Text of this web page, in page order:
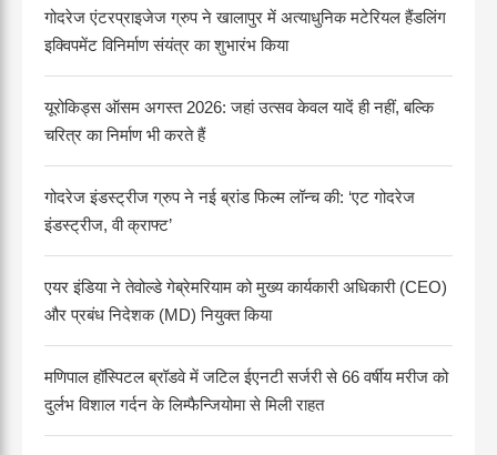
गोदरेज एंटरप्राइजेज ग्रुप ने खालापुर में अत्याधुनिक मटेरियल हैंडलिंग
इक्विपमेंट विनिर्माण संयंत्र का शुभारंभ किया
यूरोकिड्स ऑसम अगस्त 2026: जहां उत्सव केवल यादें ही नहीं, बल्कि
चरित्र का निर्माण भी करते हैं
गोदरेज इंडस्ट्रीज ग्रुप ने नई ब्रांड फिल्म लॉन्च की: ‘एट गोदरेज
इंडस्ट्रीज, वी क्राफ्ट’
एयर इंडिया ने तेवोल्डे गेब्रेमरियाम को मुख्य कार्यकारी अधिकारी (CEO)
और प्रबंध निदेशक (MD) नियुक्त किया
मणिपाल हॉस्पिटल ब्रॉडवे में जटिल ईएनटी सर्जरी से 66 वर्षीय मरीज को
दुर्लभ विशाल गर्दन के लिम्फैन्जियोमा से मिली राहत